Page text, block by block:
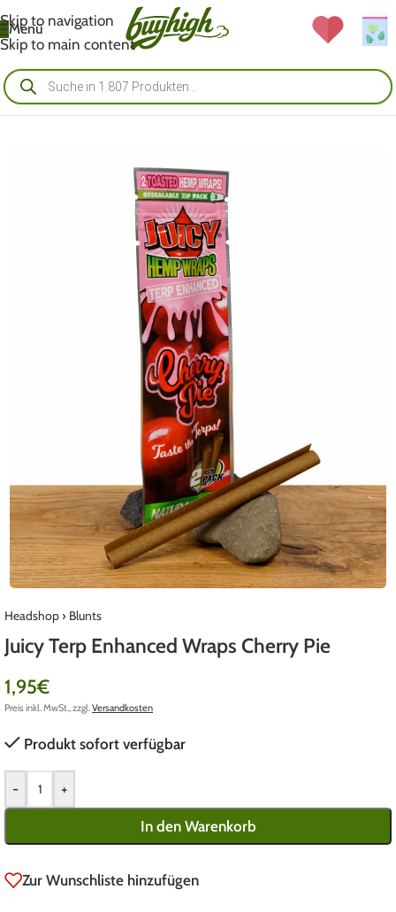
Skip to navigation
Skip to main content
Menü
Headshop› Blunts
Juicy Terp Enhanced Wraps Cherry Pie
1,95€
Preis inkl. MwSt., zzgl.Versandkosten
Produkt sofort verfügbar
- +
In den Warenkorb
Zur Wunschliste hinzufügen